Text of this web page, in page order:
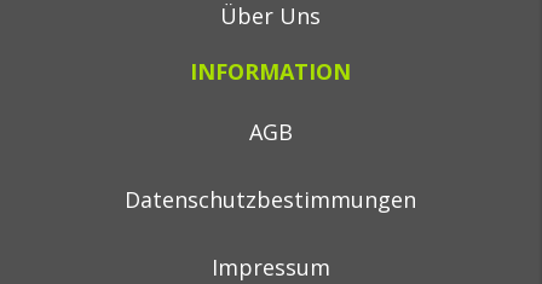
Über Uns
INFORMATION
AGB
Datenschutzbestimmungen
Impressum